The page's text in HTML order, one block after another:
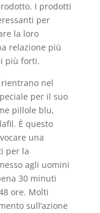
I prodotti
per
la loro
relazione più
più forti.
nel
per il suo
pillole blu,
È questo
una
per la
agli uomini
30 minuti
ore. Molti
sull’azione